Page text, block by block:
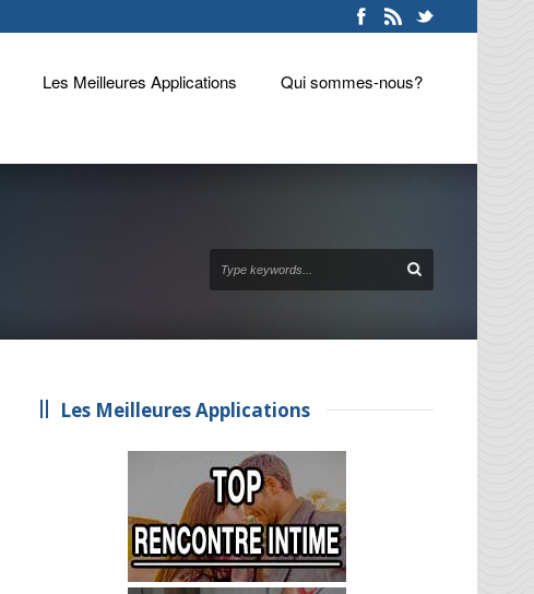
Les Meilleures Applications Qui sommes-nous?
Les Meilleures Applications